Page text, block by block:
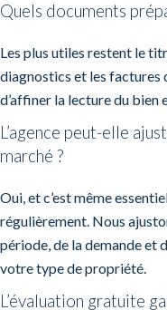
Quels documents
Les plus utiles restent le
diagnostics et les factures
d’affiner la lecture du bien
L’agence peut-elle
marché ?
Oui, et c’est même
régulièrement. Nous
période, de la demande et
votre type de propriété.
L’évaluation gratuite